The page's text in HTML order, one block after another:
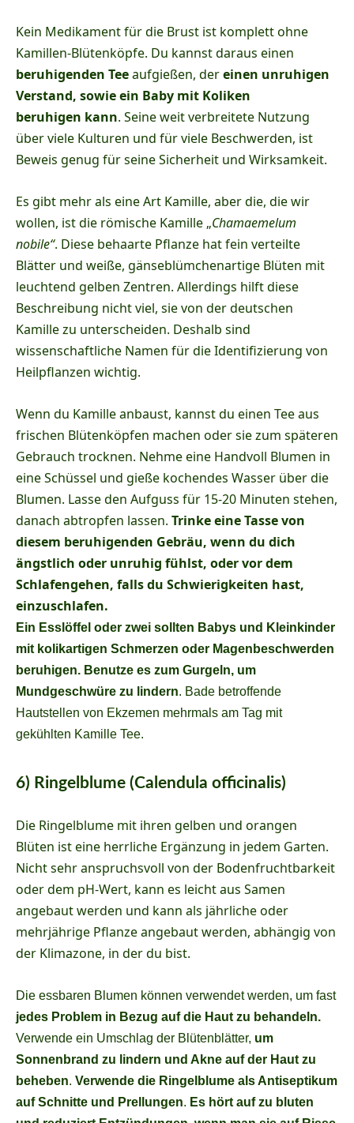
Kein Medikament für die Brust ist komplett ohne
Kamillen-Blütenköpfe. Du kannst daraus einen
beruhigenden Teeaufgießen, dereinen unruhigen
Verstand, sowie ein Baby mit Koliken
beruhigen kann. Seine weit verbreitete Nutzung
über viele Kulturen und für viele Beschwerden, ist
Beweis genug für seine Sicherheit und Wirksamkeit.
Es gibt mehr als eine Art Kamille, aber die, die wir
wollen, ist die römische Kamille „Chamaemelum
nobile“. Diese behaarte Pflanze hat fein verteilte
Blätter und weiße, gänseblümchenartige Blüten mit
leuchtend gelben Zentren. Allerdings hilft diese
Beschreibung nicht viel, sie von der deutschen
Kamille zu unterscheiden. Deshalb sind
wissenschaftliche Namen für die Identifizierung von
Heilpflanzen wichtig.
Wenn du Kamille anbaust, kannst du einen Tee aus
frischen Blütenköpfen machen oder sie zum späteren
Gebrauch trocknen. Nehme eine Handvoll Blumen in
eine Schüssel und gieße kochendes Wasser über die
Blumen. Lasse den Aufguss für 15-20 Minuten stehen,
danach abtropfen lassen. Trinke eine Tasse von
diesem beruhigenden Gebräu, wenn du dich
ängstlich oder unruhig fühlst, oder vor dem
Schlafengehen, falls du Schwierigkeiten hast,
einzuschlafen.
Ein Esslöffel oder zwei sollten Babys und Kleinkinder
mit kolikartigen Schmerzen oder Magenbeschwerden
beruhigen. Benutze es zum Gurgeln, um
Mundgeschwüre zu lindern. Bade betroffende
Hautstellen von Ekzemen mehrmals am Tag mit
gekühlten Kamille Tee.
6) Ringelblume (Calendula officinalis)
Die Ringelblume mit ihren gelben und orangen
Blüten ist eine herrliche Ergänzung in jedem Garten.
Nicht sehr anspruchsvoll von der Bodenfruchtbarkeit
oder dem pH-Wert, kann es leicht aus Samen
angebaut werden und kann als jährliche oder
mehrjährige Pflanze angebaut werden, abhängig von
der Klimazone, in der du bist.
Die essbaren Blumen können verwendet werden, um fast
jedes Problem in Bezug auf die Haut zu behandeln.
Verwende ein Umschlag der Blütenblätter, um
Sonnenbrand zu lindern und Akne auf der Haut zu
beheben. Verwende die Ringelblume als Antiseptikum
auf Schnitte und Prellungen. Es hört auf zu bluten